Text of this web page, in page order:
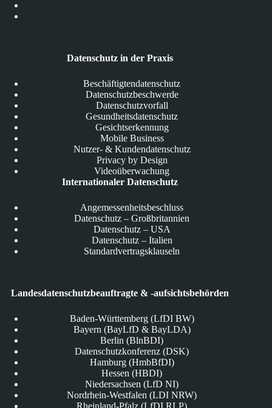
Datenschutz in der Praxis
Beschäftigtendatenschutz
Datenschutzbeschwerde
Datenschutzvorfall
Gesundheitsdatenschutz
Gesichtserkennung
Mobile Business
Nutzer- & Kundendatenschutz
Privacy by Design
Videoüberwachung
Internationaler Datenschutz
Angemessenheitsbeschluss
Datenschutz – Großbritannien
Datenschutz – USA
Datenschutz – Italien
Standardvertragsklauseln
Landesdatenschutzbeauftragte & -aufsichtsbehörden
Baden-Württemberg (LfDI BW)
Bayern (BayLfD & BayLDA)
Berlin (BlnBDI)
Datenschutzkonferenz (DSK)
Hamburg (HmbBfDI)
Hessen (HBDI)
Niedersachsen (LfD NI)
Nordrhein-Westfalen (LDI NRW)
Rheinland-Pfalz (LfDI RLP)